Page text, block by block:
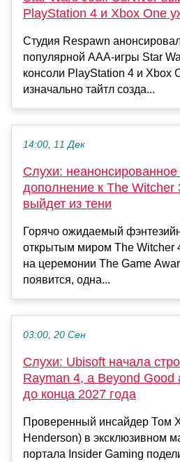
PlayStation 4 и Xbox One
Студия Respawn
популярной ААА-игры Star
консоли PlayStation 4 и Xbox
изначально тайтл созда...
14:00, 11 Дек
Слухи:
дополнение к The Witcher
выйдет из тени
Горячо ожидаемый
открытым миром The Witcher
на церемонии The Game
появится, одна...
03:00, 20 Сен
Слухи: Ubisoft начала
Rayman 4, а Beyond Good
до конца 2027 года
Проверенный инсайдер Том
Henderson) в эксклюзивном
портала Insider Gaming